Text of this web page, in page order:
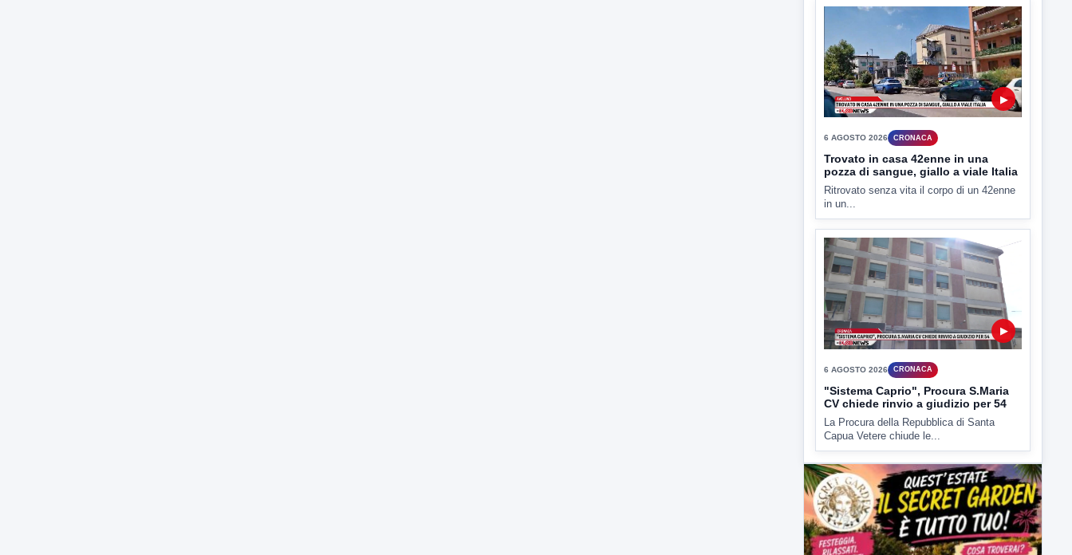
▶
6 AGOSTO 2026 CRONACA
"Sistema Caprio", Procura S.Maria
CV chiede rinvio a giudizio per 54
La Procura della Repubblica di Santa
Capua Vetere chiude le...